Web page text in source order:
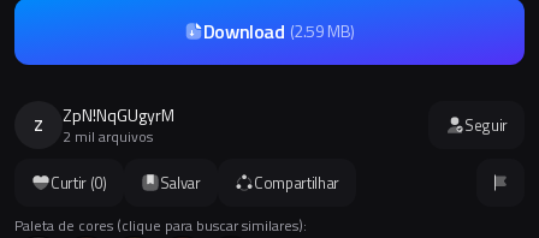
Curtir (0) Salvar Compartilhar
Paleta de cores (clique para buscar similares):
Download (2.59 MB)
Z ZpN!NqGUgyrM
2 mil arquivos Seguir